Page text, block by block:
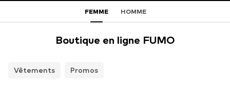
FEMME HOMME
Boutique en ligne FUMO
Vêtements Promos